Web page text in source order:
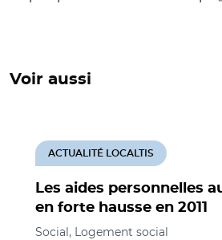
Voir aussi
Les aides personnelles
en forte hausse en 2011
ACTUALITÉ LOCALTIS
Social, Logement social